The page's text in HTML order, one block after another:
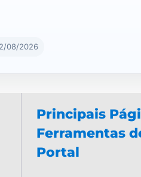
08/2026
Principais
Ferramentas
Portal